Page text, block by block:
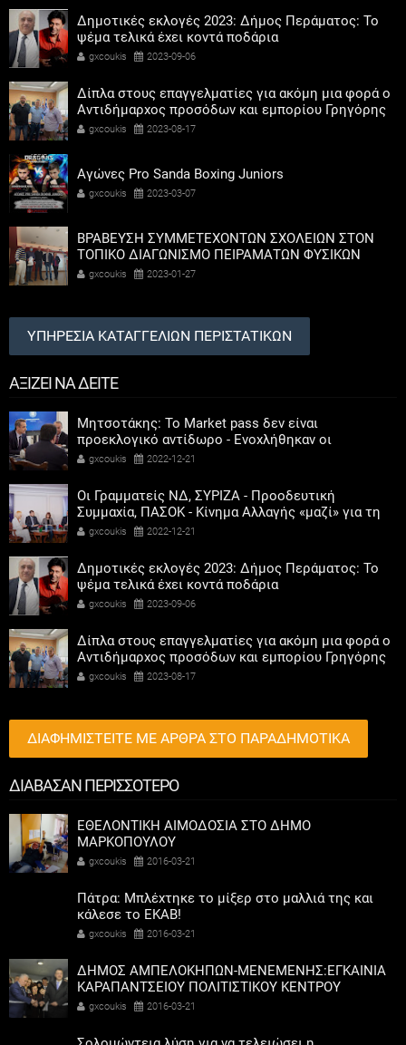
Δημοτικές εκλογές 2023: Δήμος Περάματος: Το
ψέμα τελικά έχει κοντά ποδάρια
gxcoukis 2023-09-06
Δίπλα στους επαγγελματίες για ακόμη μια φορά ο
Αντιδήμαρχος προσόδων και εμπορίου Γρηγόρης
Καψοκόλης
gxcoukis 2023-08-17
Αγώνες Pro Sanda Boxing Juniors
gxcoukis 2023-03-07
ΒΡΑΒΕΥΣΗ ΣΥΜΜΕΤΕΧΟΝΤΩΝ ΣΧΟΛΕΙΩΝ ΣΤΟΝ
ΤΟΠΙΚΟ ΔΙΑΓΩΝΙΣΜΟ ΠΕΙΡΑΜΑΤΩΝ ΦΥΣΙΚΩΝ
ΕΠΙΣΤΗΜΩΝ
gxcoukis 2023-01-27
ΥΠΗΡΕΣΙΑ ΚΑΤΑΓΓΕΛΙΩΝ ΠΕΡΙΣΤΑΤΙΚΩΝ
ΑΞΙΖΕΙ ΝΑ ΔΕΙΤΕ
Μητσοτάκης: Το Market pass δεν είναι
προεκλογικό αντίδωρο - Ενοχλήθηκαν οι
αριστεροί του χαβιαριού
gxcoukis 2022-12-21
Οι Γραμματείς ΝΔ, ΣΥΡΙΖΑ - Προοδευτική
Συμμαχία, ΠΑΣΟΚ - Κίνημα Αλλαγής «μαζί» για τη
συμμετοχή των γυναικών στην πολιτική
gxcoukis 2022-12-21
Δημοτικές εκλογές 2023: Δήμος Περάματος: Το
ψέμα τελικά έχει κοντά ποδάρια
gxcoukis 2023-09-06
Δίπλα στους επαγγελματίες για ακόμη μια φορά ο
Αντιδήμαρχος προσόδων και εμπορίου Γρηγόρης
Καψοκόλης
gxcoukis 2023-08-17
ΔΙΑΦΗΜΙΣΤΕΙΤΕ ΜΕ ΑΡΘΡΑ ΣΤΟ ΠΑΡΑΔΗΜΟΤΙΚΑ
ΔΙΑΒΑΣΑΝ ΠΕΡΙΣΣΟΤΕΡΟ
ΕΘΕΛΟΝΤΙΚΗ ΑΙΜΟΔΟΣΙΑ ΣΤΟ ΔΗΜΟ
ΜΑΡΚΟΠΟΥΛΟΥ
gxcoukis 2016-03-21
Πάτρα: Μπλέχτηκε το μίξερ στο μαλλιά της και
κάλεσε το ΕΚΑΒ!
gxcoukis 2016-03-21
ΔΗΜΟΣ ΑΜΠΕΛΟΚΗΠΩΝ-ΜΕΝΕΜΕΝΗΣ:ΕΓΚΑΙΝΙΑ
ΚΑΡΑΠΑΝΤΣΕΙΟΥ ΠΟΛΙΤΙΣΤΙΚΟΥ ΚΕΝΤΡΟΥ
gxcoukis 2016-03-21